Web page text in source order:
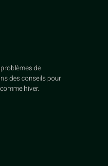
de
des conseils pour
hiver.